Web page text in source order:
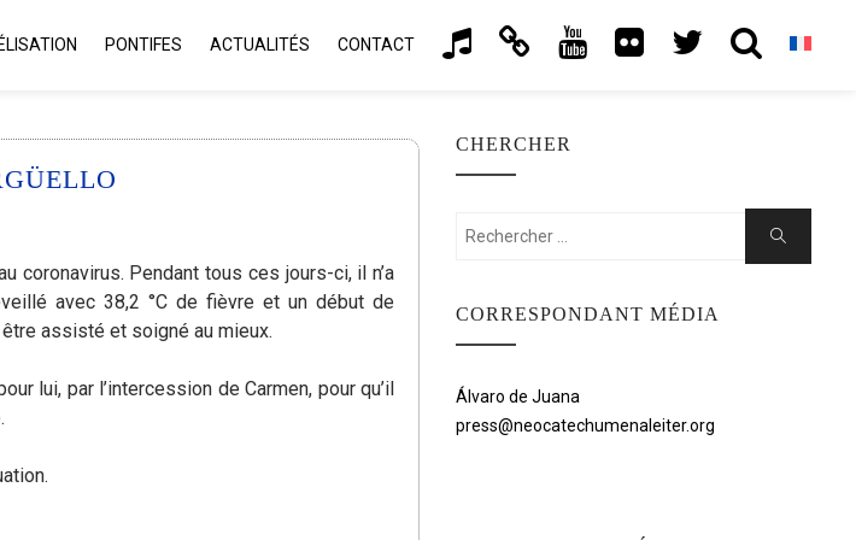
PONTIFES ACTUALITÉS CONTACT
coronavirus. Pendant tous ces jours-ci, il n’a
avec 38,2 °C de fièvre et un début de
assisté et soigné au mieux.
lui, par l’intercession de Carmen, pour qu’il
CHERCHER
Rechercher:
Chercher
CORRESPONDANT MÉDIA
Álvaro de Juana
press@neocatechumenaleiter.org